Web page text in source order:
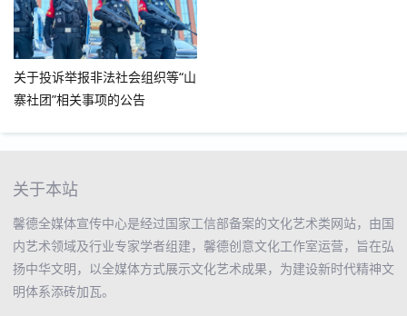
关于投诉举报非法社会组织等“山
寨社团”相关事项的公告
关于本站
馨德全媒体宣传中心是经过国家工信部备案的文化艺术类网站，由国
内艺术领域及行业专家学者组建，馨德创意文化工作室运营，旨在弘
扬中华文明，以全媒体方式展示文化艺术成果，为建设新时代精神文
明体系添砖加瓦。